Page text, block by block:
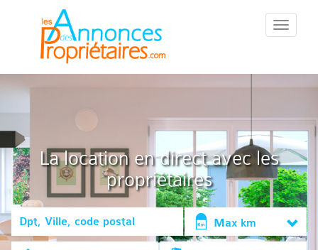
::Menu::
La location en direct avec les
propriétaires
Max km